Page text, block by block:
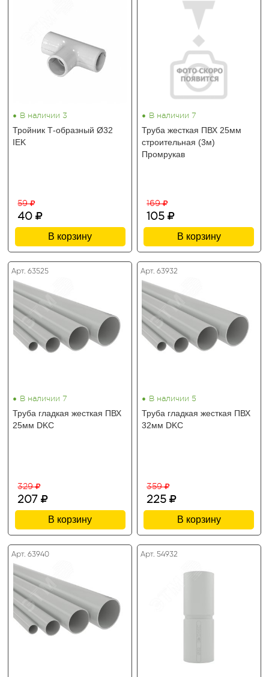
• В наличии 3
Тройник Т-образный Ø32
IEK
59
40
В корзину
• В наличии 7
Труба жесткая ПВХ 25мм
строительная (3м)
Промрукав
169
105
В корзину
Арт. 63525
• В наличии 7
Труба гладкая жесткая ПВХ
25мм DKC
329
207
В корзину
Арт. 63932
• В наличии 5
Труба гладкая жесткая ПВХ
32мм DKC
359
225
В корзину
Арт. 63940 Арт. 54932